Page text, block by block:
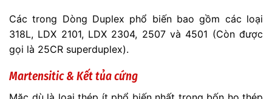
Các trong Dòng Duplex phổ biến bao gồm các loại
318L, LDX 2101, LDX 2304, 2507 và 4501 (Còn được
gọi là 25CR superduplex).
Martensitic & Kết tủa cứng